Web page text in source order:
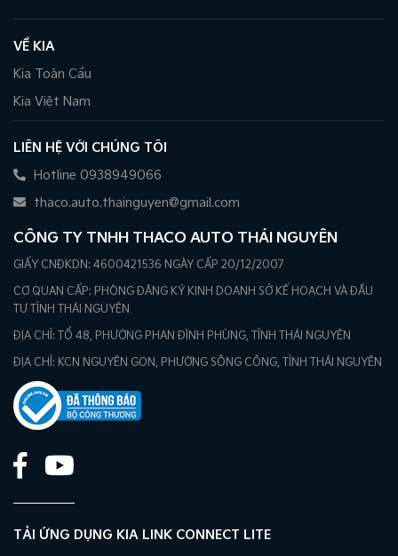
VỀ KIA
Kia Toàn Cầu
Kia Việt Nam
LIÊN HỆ VỚI CHÚNG TÔI
Hotline 0938949066
thaco.auto.thainguyen@gmail.com
CÔNG TY TNHH THACO AUTO THÁI NGUYÊN
GIẤY CNĐKDN: 4600421536 NGÀY CẤP 20/12/2007
CƠ QUAN CẤP: PHÒNG ĐĂNG KÝ KINH DOANH SỞ KẾ HOẠCH VÀ ĐẦU
TƯ TỈNH THÁI NGUYÊN
ĐỊA CHỈ: TỔ 48, PHƯỜNG PHAN ĐÌNH PHÙNG, TỈNH THÁI NGUYÊN
ĐỊA CHỈ: KCN NGUYÊN GON, PHƯỜNG SÔNG CÔNG, TỈNH THÁI NGUYÊN
TẢI ỨNG DỤNG KIA LINK CONNECT LITE